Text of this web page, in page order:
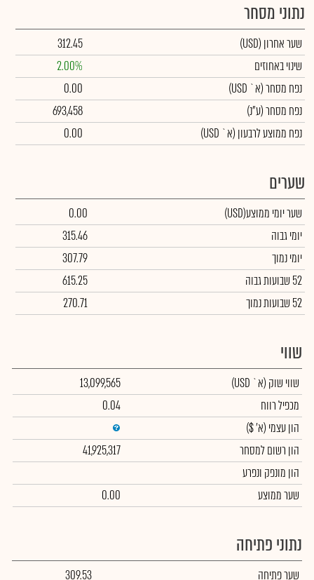
נתוני מסחר
שער אחרון (USD)
312.45
שינוי באחוזים
2.00%
נפח מסחר(א` USD)
0.00
נפח מסחר(ע"נ)
693,458
נפח ממוצע לרבעון (א` USD)
0.00
שערים
שער יומי ממוצע(USD)
0.00
יומי גבוה
315.46
יומי נמוך
307.79
52 שבועות גבוה
615.25
52 שבועות נמוך
270.71
שווי
שווי שוק (א` USD)
13,099,565
מכפיל רווח
0.04
הון עצמי (א' $)
הון רשום למסחר
41,925,317
הון מונפק ונפרע
שער ממוצע
0.00
נתוני פתיחה
שער פתיחה 309.53